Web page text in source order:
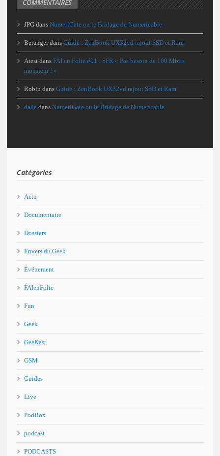
COMMENTAIRES
JPG dans NumeriGate ou le Bridage de Numericable
Berangerdans Guide : ZenBook UX32vd rajout SSD et Ram
Atest dans FAI en Folie #01 : SFR « Pas besoin de 100 Mbits
monsieur ! »
Robin dans Guide : ZenBook UX32vd rajout SSD et Ram
dada dans NumeriGate ou le Bridage de Numericable
Catégories
Actu
Documentaire
Dossiers
Envers du Geek
Événement
FAIenFolie
Fun
Geek
GeeKast
GSM
Guides
Live
PodBox
podcast
PODCASTS